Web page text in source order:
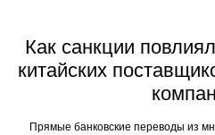
Как санкции
китайских
Прямые банковские переводы из